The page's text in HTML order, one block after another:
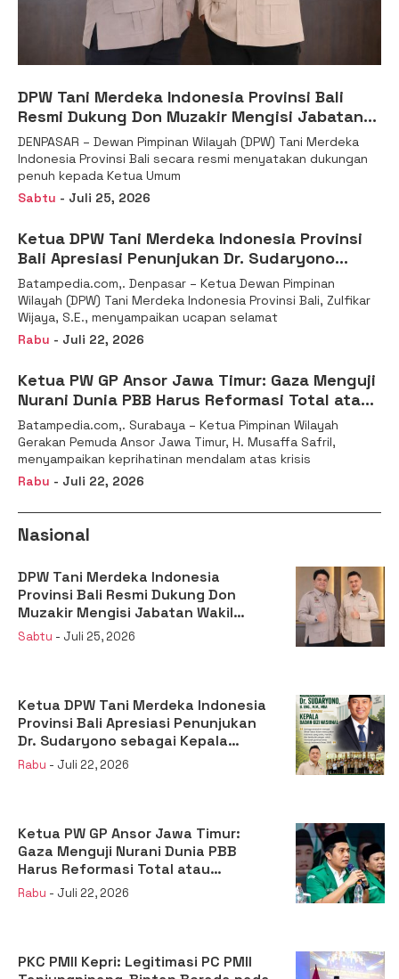
DPW Tani Merdeka Indonesia Provinsi Bali
Resmi Dukung Don Muzakir Mengisi Jabatan
Wakil Menteri Pertanian RI
DENPASAR – Dewan Pimpinan Wilayah (DPW) Tani Merdeka
Indonesia Provinsi Bali secara resmi menyatakan dukungan
penuh kepada Ketua Umum
Sabtu - Juli 25, 2026
Ketua DPW Tani Merdeka Indonesia Provinsi
Bali Apresiasi Penunjukan Dr. Sudaryono
sebagai Kepala Badan Gizi Nasional
Batampedia.com,. Denpasar – Ketua Dewan Pimpinan
Wilayah (DPW) Tani Merdeka Indonesia Provinsi Bali, Zulfikar
Wijaya, S.E., menyampaikan ucapan selamat
Rabu - Juli 22, 2026
Ketua PW GP Ansor Jawa Timur: Gaza Menguji
Nurani Dunia PBB Harus Reformasi Total atau
Kehilangan Legitimasi
Batampedia.com,. Surabaya – Ketua Pimpinan Wilayah
Gerakan Pemuda Ansor Jawa Timur, H. Musaffa Safril,
menyampaikan keprihatinan mendalam atas krisis
Rabu - Juli 22, 2026
Nasional
DPW Tani Merdeka Indonesia
Provinsi Bali Resmi Dukung Don
Muzakir Mengisi Jabatan Wakil
Menteri Pertanian RI
Sabtu - Juli 25, 2026
Ketua DPW Tani Merdeka Indonesia
Provinsi Bali Apresiasi Penunjukan
Dr. Sudaryono sebagai Kepala
Badan Gizi Nasional
Rabu - Juli 22, 2026
Ketua PW GP Ansor Jawa Timur:
Gaza Menguji Nurani Dunia PBB
Harus Reformasi Total atau
Kehilangan Legitimasi
Rabu - Juli 22, 2026
PKC PMII Kepri: Legitimasi PC PMII